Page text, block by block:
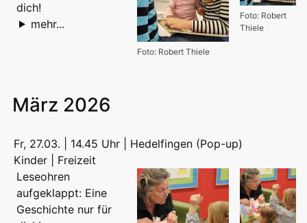
Foto: Robert
Thiele
Foto: Robert Thiele
dich!
mehr...
März 2026
Fr, 27.03. | 14.45 Uhr | Hedelfingen (Pop-up)
Kinder | Freizeit
Leseohren
aufgeklappt: Eine
Geschichte nur für